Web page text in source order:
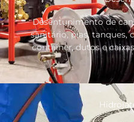
Desentupimento de
sanitário, pias, tanques,
container, dutos e